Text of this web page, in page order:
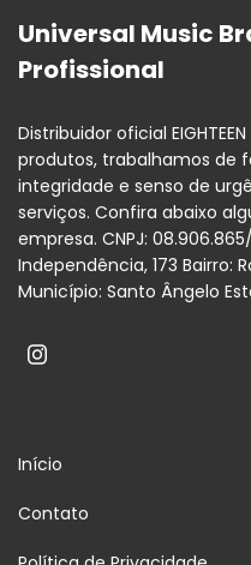
Universal Music
Profissional
Distribuidor oficial
produtos, trabalhamos de
integridade e senso de
serviços. Confira abaixo
empresa. CNPJ:
Independência, 173 Bairro:
Município: Santo Ângelo
Início
Contato